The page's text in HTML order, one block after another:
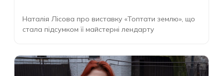
Наталія Лісова про виставку «Топтати землю», що
стала підсумком її майстерні лендарту